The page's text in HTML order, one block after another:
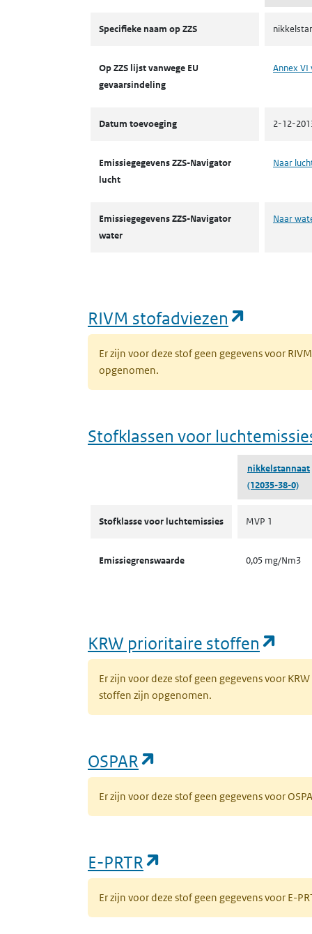
Specifieke naam op ZZS
Op ZZS lijst vanwege EU
gevaarsindeling
Annex VI
Datum toevoeging 2-12-
Emissiegegevens ZZS-Navigator
lucht
Naar
Emissiegegevens ZZS-Navigator
water
Naar
RIVM stofadviezen
Er zijn voor deze stof geen gegevens voor
opgenomen.
Stofklassen voor
nikkelstannaat
(12035-38-0)
Stofklasse voor luchtemissies MVP 1
Emissiegrenswaarde 0,05 mg/Nm3
KRW prioritaire stoffen
Er zijn voor deze stof geen gegevens voor
stoffen zijn opgenomen.
OSPAR
Er zijn voor deze stof geen gegevens voor
E-PRTR
Er zijn voor deze stof geen gegevens voor E-